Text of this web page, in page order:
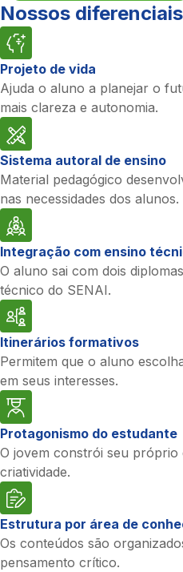
Nossos diferenciais
Projeto de vida
Ajuda o aluno a planejar o
mais clareza e autonomia.
Sistema autoral de ensino
Material pedagógico
nas necessidades dos alunos.
Integração com ensino
O aluno sai com dois
técnico do SENAI.
Itinerários formativos
Permitem que o aluno
em seus interesses.
Protagonismo do estudante
O jovem constrói seu
criatividade.
Estrutura por área de
Os conteúdos são
pensamento crítico.